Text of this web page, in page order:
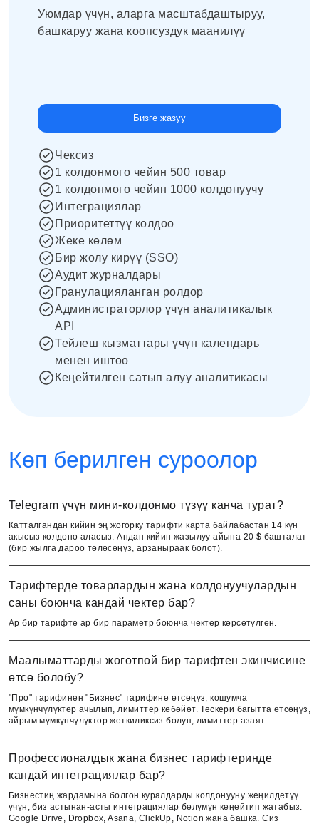
Уюмдар үчүн, аларга масштабдаштыруу,
башкаруу жана коопсуздук маанилүү
Бизге жазуу
Чексиз
1 колдонмого чейин 500 товар
1 колдонмого чейин 1000 колдонуучу
Интеграциялар
Приоритеттүү колдоо
Жеке көлөм
Бир жолу кирүү (SSO)
Аудит журналдары
Гранулацияланган ролдор
Администраторлор үчүн аналитикалык
API
Тейлеш кызматтары үчүн календарь
менен иштөө
Кеңейтилген сатып алуу аналитикасы
Көп берилген суроолор
Telegram үчүн мини-колдонмо түзүү канча турат?
Катталгандан кийин эң жогорку тарифти карта байлабастан 14 күн
акысыз колдоно аласыз. Андан кийин жазылуу айына 20 $ башталат
(бир жылга дароо төлөсөңүз, арзаныраак болот).
Тарифтерде товарлардын жана колдонуучулардын
саны боюнча кандай чектер бар?
Ар бир тарифте ар бир параметр боюнча чектер көрсөтүлгөн.
Маалыматтарды жоготпой бир тарифтен экинчисине
өтсө болобу?
"Про" тарифинен "Бизнес" тарифине өтсөңүз, кошумча
мүмкүнчүлүктөр ачылып, лимиттер көбөйөт. Тескери багытта өтсөңүз,
айрым мүмкүнчүлүктөр жеткиликсиз болуп, лимиттер азаят.
Профессионалдык жана бизнес тарифтеринде
кандай интеграциялар бар?
Бизнестиң жардамына болгон куралдарды колдонууну жеңилдетүү
үчүн, биз астынан-асты интеграциялар бөлүмүн кеңейтип жатабыз:
Google Drive, Dropbox, Asana, ClickUp, Notion жана башка. Сиз